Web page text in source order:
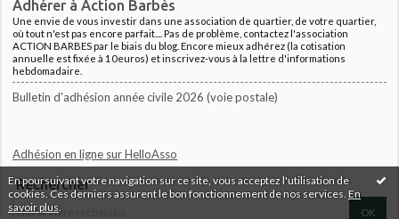
En poursuivant votre navigation sur ce site, vous acceptez l'utilisation de
cookies. Ces derniers assurent le bon fonctionnement de nos services. En
savoir plus
Adhérer à Action Barbès
Une envie de vous investir dans une association de quartier, de votre quartier,
où tout n'est pas encore parfait.... Pas de problème, contactez l'association
ACTION BARBES par le biais du blog. Encore mieux adhérez (la cotisation
annuelle est fixée à 10euros) et inscrivez-vous à la lettre d'informations
hebdomadaire.
Bulletin d'adhésion année civile 2026 (voie postale)
Adhésion en ligne sur HelloAsso
Rechercher